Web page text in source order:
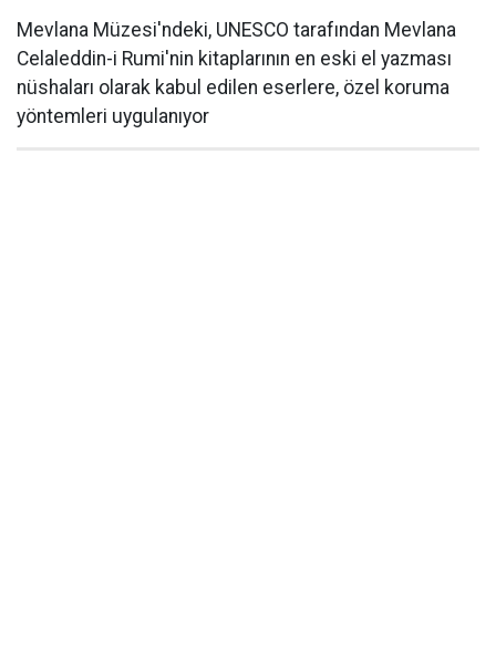
Mevlana Müzesi'ndeki, UNESCO tarafından Mevlana
Celaleddin-i Rumi'nin kitaplarının en eski el yazması
nüshaları olarak kabul edilen eserlere, özel koruma
yöntemleri uygulanıyor